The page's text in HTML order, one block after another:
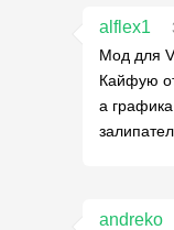
alflex1
Мод для
Кайфую
а графика
andreko